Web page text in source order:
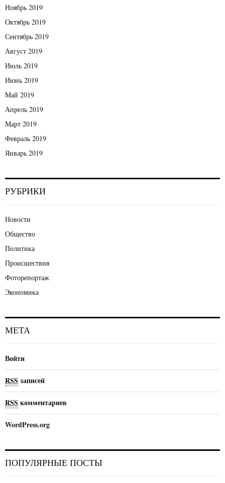
Ноябрь 2019
Октябрь 2019
Сентябрь 2019
Август 2019
Июль 2019
Июнь 2019
Май 2019
Апрель 2019
Март 2019
Февраль 2019
Январь 2019
РУБРИКИ
Новости
Общество
Политика
Происшествия
Фоторепортаж
Экономика
МЕТА
Войти
RSSзаписей
RSSкомментариев
WordPress.org
ПОПУЛЯРНЫЕ ПОСТЫ